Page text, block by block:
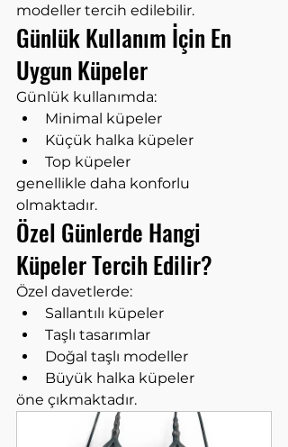
modeller tercih edilebilir.
Günlük Kullanım İçin En
Uygun Küpeler
Günlük kullanımda:
Minimal küpeler
Küçük halka küpeler
Top küpeler
genellikle daha konforlu
olmaktadır.
Özel Günlerde Hangi
Küpeler Tercih Edilir?
Özel davetlerde:
Sallantılı küpeler
Taşlı tasarımlar
Doğal taşlı modeller
Büyük halka küpeler
öne çıkmaktadır.